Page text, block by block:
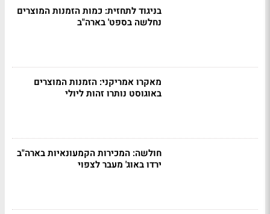
בניגוד לתחזית: כמות הזמנות המוצרים
נחלשה בספט' בארה"ב
מאקרו אמריקני: הזמנות המוצרים
באוגוסט נותרו זהות ליולי
חולשה: המכירות הקמעונאיות בארה"ב
ירדו באוג' מעבר לצפוי